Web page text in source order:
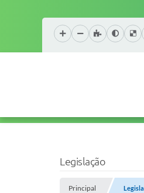
Legislação
Principal